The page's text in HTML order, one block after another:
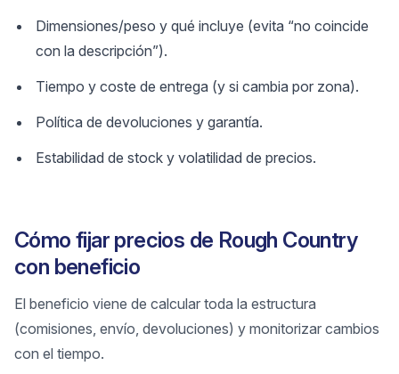
Dimensiones/peso y qué incluye (evita “no coincide
con la descripción”).
Tiempo y coste de entrega (y si cambia por zona).
Política de devoluciones y garantía.
Estabilidad de stock y volatilidad de precios.
Cómo fijar precios de Rough Country
con beneficio
El beneficio viene de calcular toda la estructura
(comisiones, envío, devoluciones) y monitorizar cambios
con el tiempo.